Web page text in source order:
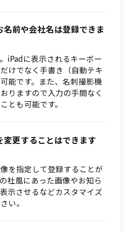
名前や会社名は登録できま
iPadに表示されるキーボー
けでなく手書き（自動テキ
能です。また、名刺撮影機
りますので入力の手間なく
とも可能です。
変更することはできます
を指定して登録することが
社風にあった画像やお知ら
示させるなどカスタマイズ
い。